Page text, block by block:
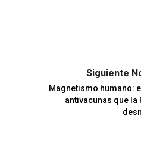
Siguiente
Magnetismo humano:
antivacunas que la